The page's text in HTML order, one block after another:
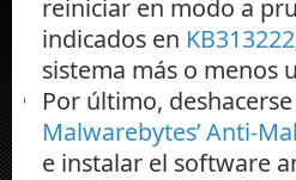
reiniciar en modo a
indicados en KB313222
sistema más o menos
Por último,
Malwarebytes’ Anti-
e instalar el software